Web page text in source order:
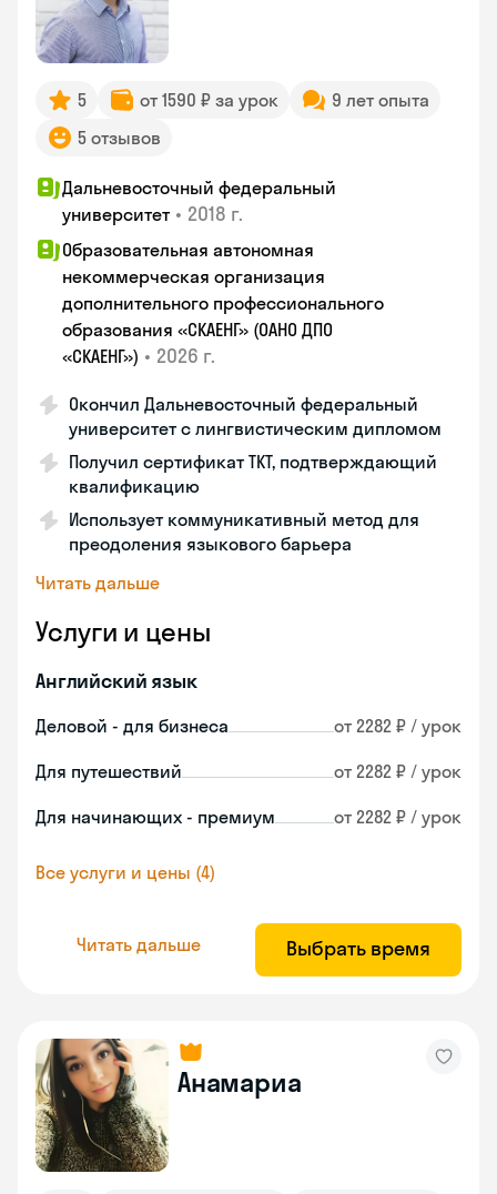
5 от 1590 ₽ за урок
9 лет опыта
5 отзывов
Дальневосточный федеральный
университет • 2018 г.
Образовательная автономная
некоммерческая организация
дополнительного профессионального
образования «СКАЕНГ» (ОАНО ДПО
«СКАЕНГ») • 2026 г.
Окончил Дальневосточный федеральный
университет с лингвистическим дипломом
Получил сертификат TKT, подтверждающий
квалификацию
Использует коммуникативный метод для
преодоления языкового барьера
Читать дальше
Услуги и цены
Английский язык
Деловой - для бизнеса от 2282 ₽ / урок
Для путешествий от 2282 ₽ / урок
Для начинающих - премиум от 2282 ₽ / урок
Все услуги и цены (4)
Читать дальше Выбрать время
Анамариа